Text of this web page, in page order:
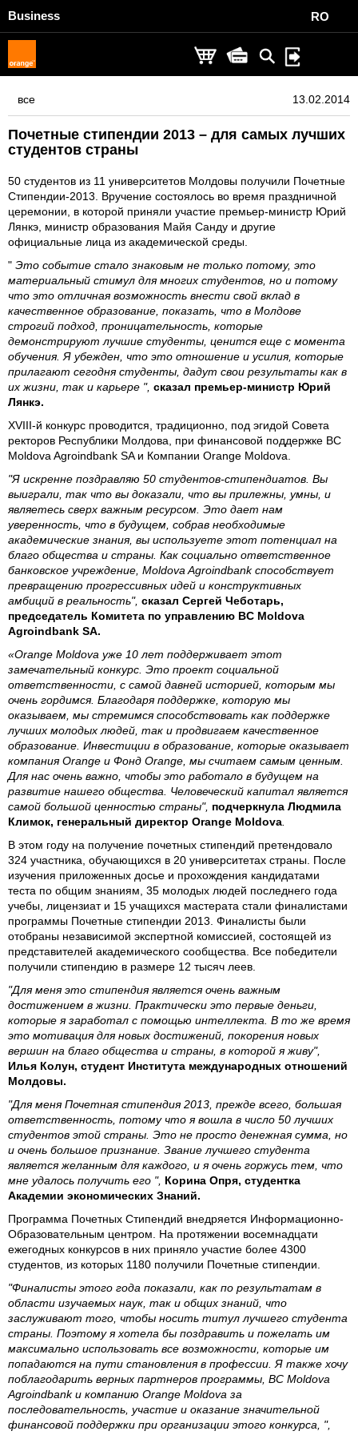
Business RO
все 13.02.2014
Почетные стипендии 2013 – для самых лучших
студентов страны
50 студентов из 11 университетов Молдовы получили Почетные
Стипендии-2013. Вручение состоялось во время праздничной
церемонии, в которой приняли участие премьер-министр Юрий
Лянкэ, министр образования Майя Санду и другие
официальные лица из академической среды.
" Это событие стало знаковым не только потому, это
материальный стимул для многих студентов, но и потому
что это отличная возможность внести свой вклад в
качественное образование, показать, что в Молдове
строгий подход, проницательность, которые
демонстрируют лучшие студенты, ценится еще с момента
обучения. Я убежден, что это отношение и усилия, которые
прилагают сегодня студенты, дадут свои результаты как в
их жизни, так и карьере ", сказал премьер-министр Юрий
Лянкэ.
XVIII-й конкурс проводится, традиционно, под эгидой Совета
ректоров Республики Молдова, при финансовой поддержке BC
Moldova Agroindbank SA и Компании Orange Moldova.
"Я искренне поздравляю 50 студентов-стипендиатов. Вы
выиграли, так что вы доказали, что вы прилежны, умны, и
являетесь сверх важным ресурсом. Это дает нам
уверенность, что в будущем, собрав необходимые
академические знания, вы используете этот потенциал на
благо общества и страны. Как социально ответственное
банковское учреждение, Moldova Agroindbank способствует
превращению прогрессивных идей и конструктивных
амбиций в реальность", сказал Сергей Чеботарь,
председатель Комитета по управлению BC Moldova
Agroindbank SA.
«Orange Moldova уже 10 лет поддерживает этот
замечательный конкурс. Это проект социальной
ответственности, с самой давней историей, которым мы
очень гордимся. Благодаря поддержке, которую мы
оказываем, мы стремимся способствовать как поддержке
лучших молодых людей, так и продвигаем качественное
образование. Инвестиции в образование, которые оказывает
компания Orange и Фонд Orange, мы считаем самым ценным.
Для нас очень важно, чтобы это работало в будущем на
развитие нашего общества. Человеческий капитал является
самой большой ценностью страны", подчеркнула Людмила
Климок, генеральный директор Orange Moldova
В этом году на получение почетных стипендий претендовало
324 участника, обучающихся в 20 университетах страны. После
изучения приложенных досье и прохождения кандидатами
теста по общим знаниям, 35 молодых людей последнего года
учебы, лицензиат и 15 учащихся мастерата стали финалистами
программы Почетные стипендии 2013. Финалисты были
отобраны независимой экспертной комиссией, состоящей из
представителей академического сообщества. Все победители
получили стипендию в размере 12 тысяч леев.
"Для меня это стипендия является очень важным
достижением в жизни. Практически это первые деньги,
которые я заработал с помощью интеллекта. В то же время
это мотивация для новых достижений, покорения новых
вершин на благо общества и страны, в которой я живу",
Илья Колун, студент Института международных отношений
Молдовы.
"Для меня Почетная стипендия 2013, прежде всего, большая
ответственность, потому что я вошла в число 50 лучших
студентов этой страны. Это не просто денежная сумма, но
и очень большое признание. Звание лучшего студента
является желанным для каждого, и я очень горжусь тем, что
мне удалось получить его ", Корина Опря, студентка
Академии экономических Знаний.
Программа Почетных Стипендий внедряется Информационно-
Образовательным центром. На протяжении восемнадцати
ежегодных конкурсов в них приняло участие более 4300
студентов, из которых 1180 получили Почетные стипендии.
"Финалисты этого года показали, как по результатам в
области изучаемых наук, так и общих знаний, что
заслуживают того, чтобы носить титул лучшего студента
страны. Поэтому я хотела бы поздравить и пожелать им
максимально использовать все возможности, которые им
попадаются на пути становления в профессии. Я также хочу
поблагодарить верных партнеров программы, BC Moldova
Agroindbank и компанию Orange Moldova за
последовательность, участие и оказание значительной
финансовой поддержки при организации этого конкурса, ",